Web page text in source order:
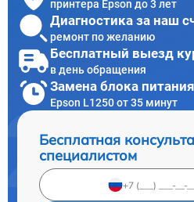
принтера Epson до 3 лет
Диагностика за наш
ремонт по желанию
Бесплатный выезд
в день обращения
Замена блока
Epson L1250 от 35 минут
Бесплатная
специалистом